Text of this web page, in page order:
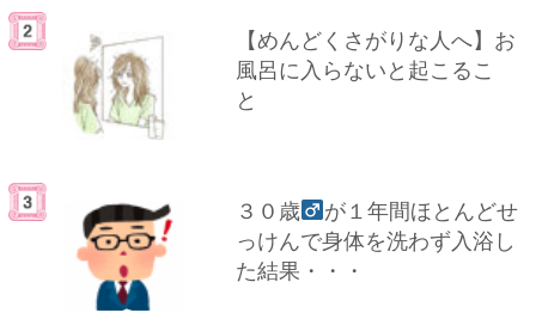
【めんどくさがりな人へ】お
風呂に入らないと起こるこ
と
３０歳
が１年間ほとんどせ
っけんで身体を洗わず入浴し
た結果・・・